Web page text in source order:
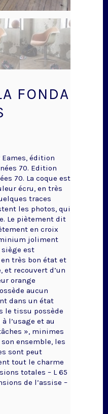
FONDA
édition
70. Edition
70. La coque est
écru, en très
traces
les photos, qui
Le piètement dit
en croix
joliment
siège est
très bon état et
et recouvert d’un
orange
aucun
dans un état
le tissu possède
l’usage et au
», minimes
ensemble, les
sont peut
tout le charme
totales – L 65
de l’assise –